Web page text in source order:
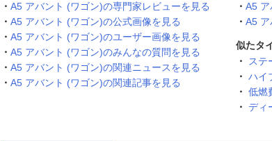
A5 アバント (ワゴン)の専門家レビューを見る
A5 アバント (ワゴン)の公式画像を見る
A5 アバント (ワゴン)のユーザー画像を見る
A5 アバント (ワゴン)のみんなの質問を見る
A5 アバント (ワゴン)の関連ニュースを見る
A5 アバント (ワゴン)の関連記事を見る
A5 ア
A5 ア
似たタ
ステ
ハイ
低燃
ディ